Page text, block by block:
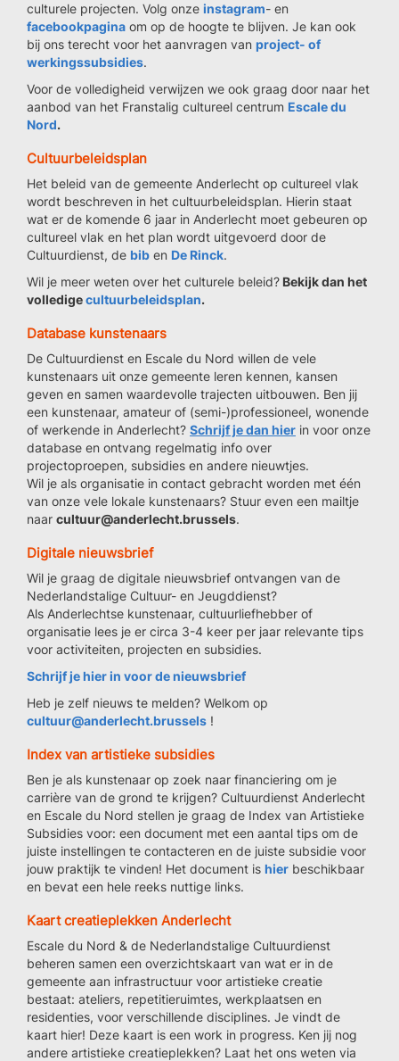
culturele projecten. Volg onze instagram- en
facebookpagina om op de hoogte te blijven. Je kan ook
bij ons terecht voor het aanvragen van project- of
werkingssubsidies.
Voor de volledigheid verwijzen we ook graag door naar het
aanbod van het Franstalig cultureel centrum Escale du
Nord.
Cultuurbeleidsplan
Het beleid van de gemeente Anderlecht op cultureel vlak
wordt beschreven in het cultuurbeleidsplan. Hierin staat
wat er de komende 6 jaar in Anderlecht moet gebeuren op
cultureel vlak en het plan wordt uitgevoerd door de
Cultuurdienst, de bib en De Rinck.
Wil je meer weten over het culturele beleid? Bekijk dan het
volledigecultuurbeleidsplan.
Database kunstenaars
De Cultuurdienst en Escale du Nord willen de vele
kunstenaars uit onze gemeente leren kennen, kansen
geven en samen waardevolle trajecten uitbouwen. Ben jij
een kunstenaar, amateur of (semi-)professioneel, wonende
of werkende in Anderlecht? Schrijf je dan hier in voor onze
database en ontvang regelmatig info over
projectoproepen, subsidies en andere nieuwtjes.
Wil je als organisatie in contact gebracht worden met één
van onze vele lokale kunstenaars? Stuur even een mailtje
naar cultuur@anderlecht.brussels.
Digitale nieuwsbrief
Wil je graag de digitale nieuwsbrief ontvangen van de
Nederlandstalige Cultuur- en Jeugddienst?
Als Anderlechtse kunstenaar, cultuurliefhebber of
organisatie lees je er circa 3-4 keer per jaar relevante tips
voor activiteiten, projecten en subsidies.
Schrijf je hier in voor de nieuwsbrief
Heb je zelf nieuws te melden? Welkom op
cultuur@anderlecht.brussels !
Index van artistieke subsidies
Ben je als kunstenaar op zoek naar financiering om je
carrière van de grond te krijgen? Cultuurdienst Anderlecht
en Escale du Nord stellen je graag de Index van Artistieke
Subsidies voor: een document met een aantal tips om de
juiste instellingen te contacteren en de juiste subsidie voor
jouw praktijk te vinden! Het document is hier beschikbaar
en bevat een hele reeks nuttige links.
Kaart creatieplekken Anderlecht
Escale du Nord & de Nederlandstalige Cultuurdienst
beheren samen een overzichtskaart van wat er in de
gemeente aan infrastructuur voor artistieke creatie
bestaat: ateliers, repetitieruimtes, werkplaatsen en
residenties, voor verschillende disciplines. Je vindt de
kaart hier! Deze kaart is een work in progress. Ken jij nog
andere artistieke creatieplekken? Laat het ons weten via